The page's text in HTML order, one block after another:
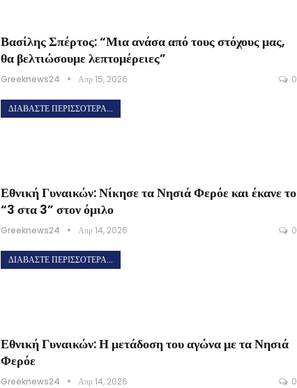
Βασίλης Σπέρτος: “Μια ανάσα από τους στόχους μας,
θα βελτιώσουμε λεπτομέρειες”
Greeknews24 Απρ 15, 2026 0
ΔΙΑΒΆΣΤΕ ΠΕΡΙΣΣΌΤΕΡΑ...
Εθνική Γυναικών: Νίκησε τα Νησιά Φερόε και έκανε το
“3 στα 3” στον όμιλο
Greeknews24 Απρ 14, 2026 0
ΔΙΑΒΆΣΤΕ ΠΕΡΙΣΣΌΤΕΡΑ...
Εθνική Γυναικών: Η μετάδοση του αγώνα με τα Νησιά
Φερόε
Greeknews24 Απρ 14, 2026 0